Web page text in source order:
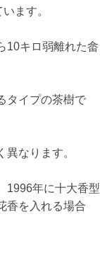
ます。
10キロ弱離れた畲
タイプの茶樹で
なります。
1996年に十大香型
香を入れる場合